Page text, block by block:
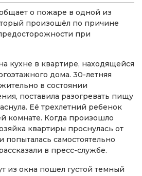
о пожаре в одной из
произошёл по причине
при
кухне в квартире, находящейся
дома. 30-летняя
в состоянии
поставила разогревать пищу
Её трехлетний ребенок
комнате. Когда произошло
квартиры проснулась от
попыталась самостоятельно
в пресс-службе.
из окна пошел густой темный